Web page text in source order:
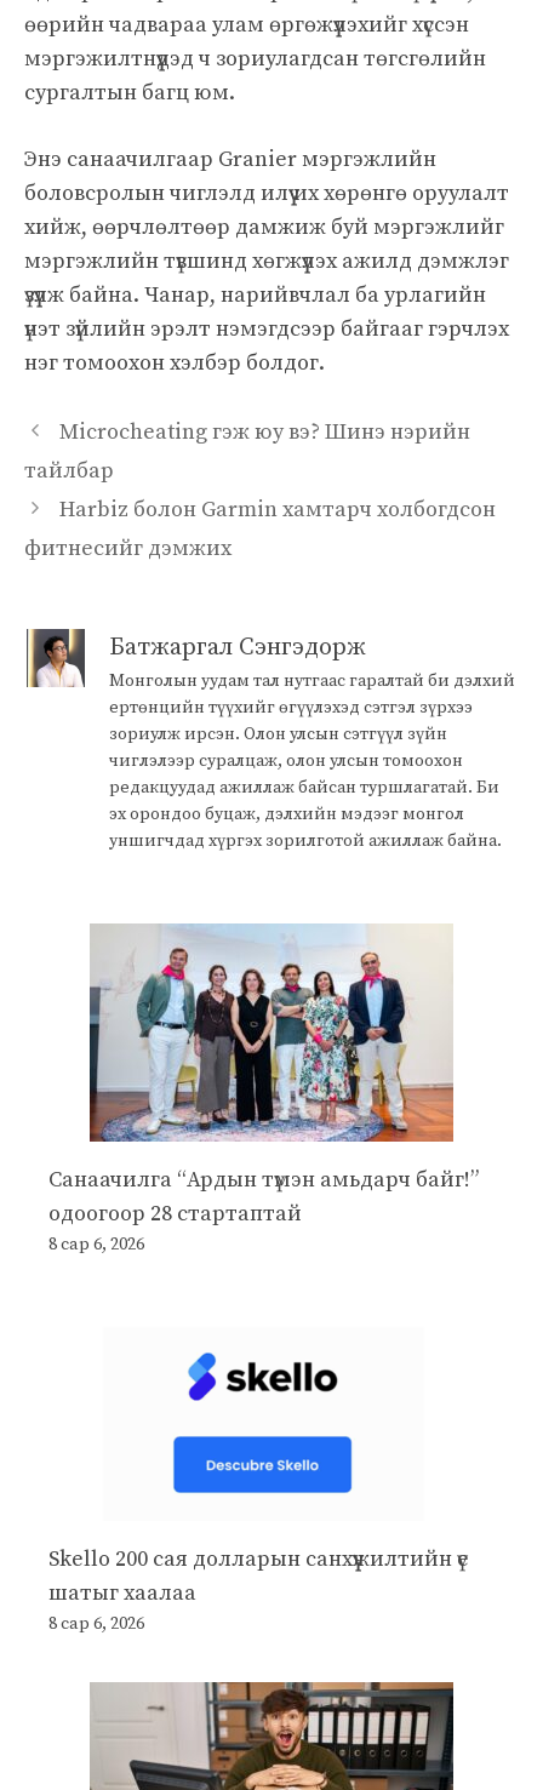
өөрийн чадвараа улам өргөжүүлэхийг хүссэн
мэргэжилтнүүдэд ч зориулагдсан төгсгөлийн
сургалтын багц юм.
Энэ санаачилгаар Granier мэргэжлийн
боловсролын чиглэлд илүү их хөрөнгө оруулалт
хийж, өөрчлөлтөөр дамжиж буй мэргэжлийг
мэргэжлийн түвшинд хөгжүүлэх ажилд дэмжлэг
үзүүлж байна. Чанар, нарийвчлал ба урлагийн
үнэт зүйлийн эрэлт нэмэгдсээр байгааг гэрчлэх
нэг томоохон хэлбэр болдог.
Microcheating гэж юу вэ? Шинэ нэрийн
тайлбар
Harbiz болон Garmin хамтарч холбогдсон
фитнесийг дэмжих
Батжаргал Сэнгэдорж
Монголын уудам тал нутгаас гаралтай би дэлхий
ертөнцийн түүхийг өгүүлэхэд сэтгэл зүрхээ
зориулж ирсэн. Олон улсын сэтгүүл зүйн
чиглэлээр суралцаж, олон улсын томоохон
редакцуудад ажиллаж байсан туршлагатай. Би
эх орондоо буцаж, дэлхийн мэдээг монгол
уншигчдад хүргэх зорилготой ажиллаж байна.
Санаачилга “Ардын түмэн амьдарч байг!”
одоогоор 28 стартаптай
8 сар 6, 2026
Skello 200 сая долларын санхүүжилтийн үе
шатыг хаалаа
8 сар 6, 2026